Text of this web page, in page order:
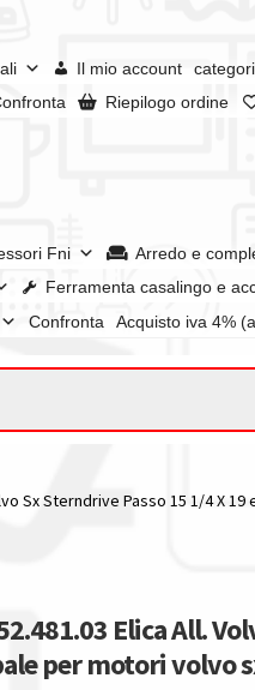
Il mio account
Riepilogo ordine
Fni
Arredo e
Ferramenta casalingo e
Confronta Acquisto iva 4%
negoziRiepilogo ordine
account
Sx Sterndrive Passo 15 1/4 X
Elica All.
per motori volvo